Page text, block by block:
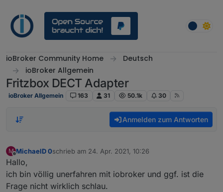
ioBroker Community Home
Deutsch
ioBroker Allgemein
Fritzbox DECT Adapter
ioBroker Allgemein 163 31 50.1k 30
Anmelden zum Antworten
M
Offline
MichaelD 0schrieb am 24. Apr. 2021, 10:26
zuletzt editiert von
Hallo,
ich bin völlig unerfahren mit iobroker und ggf. ist die
Frage nicht wirklich schlau.